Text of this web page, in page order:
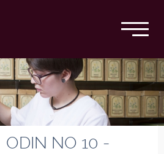
ODIN NO 10 -